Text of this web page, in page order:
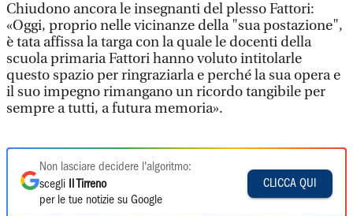
Chiudono ancora le insegnanti del plesso Fattori:
«Oggi, proprio nelle vicinanze della "sua postazione",
è tata affissa la targa con la quale le docenti della
scuola primaria Fattori hanno voluto intitolarle
questo spazio per ringraziarla e perché la sua opera e
il suo impegno rimangano un ricordo tangibile per
sempre a tutti, a futura memoria».
Non lasciare decidere l'algoritmo:
scegli
Il Tirreno
per le tue notizie su Google
CLICCA QUI